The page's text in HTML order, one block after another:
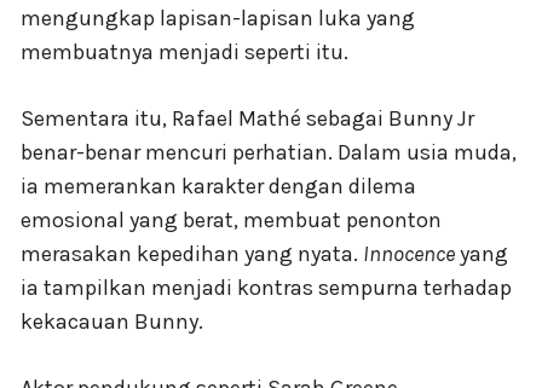
mengungkap lapisan-lapisan luka yang
membuatnya menjadi seperti itu.
Sementara itu, Rafael Mathé sebagai Bunny Jr
benar-benar mencuri perhatian. Dalam usia muda,
ia memerankan karakter dengan dilema
emosional yang berat, membuat penonton
merasakan kepedihan yang nyata. Innocenceyang
ia tampilkan menjadi kontras sempurna terhadap
kekacauan Bunny.